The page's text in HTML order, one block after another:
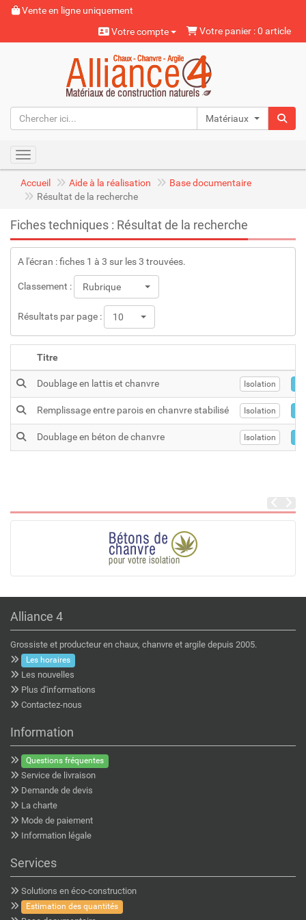
Vente en ligne uniquement
Votre compte
Votre panier : 0 article
Matériaux naturels
Toggle navigation
Accueil Aide à la réalisation
Base documentaire
Résultat de la recherche
Fiches techniques : Résultat de la recherche
A l'écran : fiches 1 à 3 sur les 3 trouvées.
Classement : Rubrique
Résultats par page : 10
Titre
Doublage en lattis et chanvre Isolation
Remplissage entre parois en chanvre stabilisé Isolation
Doublage en béton de chanvre Isolation
Alliance 4
Grossiste et producteur en chaux, chanvre et argile depuis 2005.
Les horaires
Les nouvelles
Plus d'informations
Contactez-nous
Information
Questions fréquentes
Service de livraison
Demande de devis
La charte
Mode de paiement
Information légale
Services
Solutions en éco-construction
Estimation des quantités